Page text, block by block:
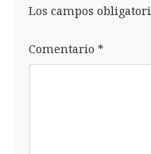
Los campos
Comentario *